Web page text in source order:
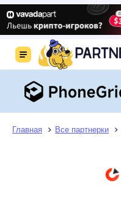
Главная Все партнерки